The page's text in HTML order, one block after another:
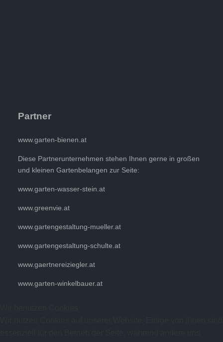
Partner
www.garten-bienen.at
Diese Partnerunternehmen stehen Ihnen gerne in großen
und kleinen Gartenbelangen zur Seite:
www.garten-wasser-stein.at
www.greenvie.at
www.gartengestaltung-mueller.at
www.gartengestaltung-schulte.at
www.gaertnereiziegler.at
www.garten-winkelbauer.at